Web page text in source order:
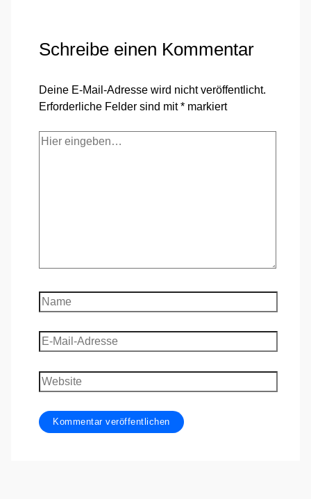
Schreibe einen Kommentar
Deine E-Mail-Adresse wird nicht veröffentlicht.
Erforderliche Felder sind mit* markiert
Hier
Name
E-
Mail-
Adresse
Website